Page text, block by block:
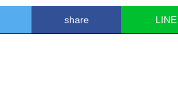
share LINE